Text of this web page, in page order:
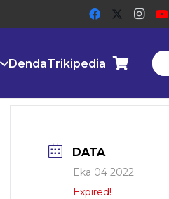
DendaTrikipedia
DATA
Eka 04 2022
Expired!